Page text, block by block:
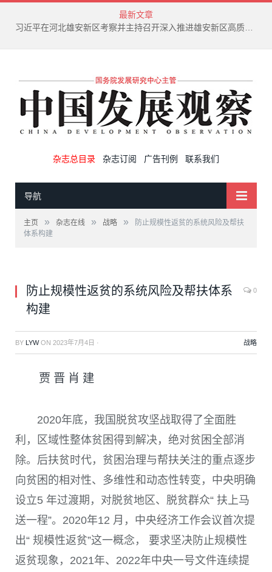
最新文章
习近平在河北雄安新区考察并主持召开深入推进雄安新区高质量建设和发展座谈会
杂志总目录 杂志订阅 广告刊例 联系我们
导航
主页 » 杂志在线 » 战略 »
防止规模性返贫的系统风险及帮扶
体系构建
防止规模性返贫的系统风险及帮扶体系
构建
0
BY LYWON 2023年7月4日 · 战略
贾 晋 肖 建
2020年底，我国脱贫攻坚战取得了全面胜
利，区域性整体贫困得到解决，绝对贫困全部消
除。后扶贫时代，贫困治理与帮扶关注的重点逐步
向贫困的相对性、多维性和动态性转变，中央明确
设立5 年过渡期，对脱贫地区、脱贫群众“ 扶上马
送一程”。 2020年12 月，中央经济工作会议首次提
出“ 规模性返贫”这一概念， 要求坚决防止规模性
返贫现象， 2021年、 2022年中央一号文件连续提